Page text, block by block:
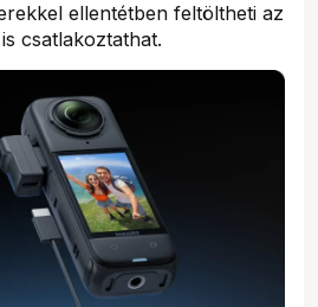
ellentétben feltöltheti az
csatlakoztathat.